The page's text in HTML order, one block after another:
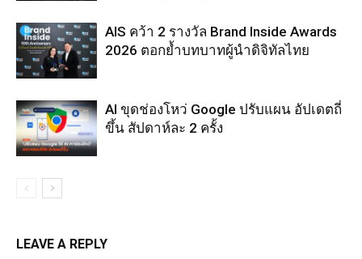
AIS คว้า 2 รางวัล Brand Inside Awards
2026 ตอกย้ำบทบาทผู้นำดิจิทัลไทย
AI ขุดช่องโหว่ Google ปรับแผน อัปเดตถี่
ขึ้น สัปดาห์ละ 2 ครั้ง
LEAVE A REPLY